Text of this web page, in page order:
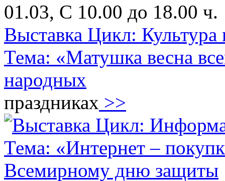
01.03, С 10.00 до 18.00 ч.
Выставка Цикл: Культура
Тема: «Матушка весна
народных
праздниках >>